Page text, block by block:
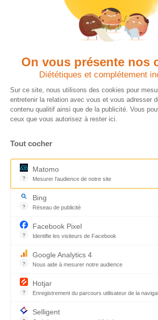
On vous présente nos
Diététiques et complétement
Sur ce site, nous utilisons des cookies pour
entretenir la relation avec vous et vous adresser
contenu qualitif ainsi que de la publicité. Vous
ceux que vous autorisez à rester ici.
Tout cocher
?
Matomo
Mesurer l'audience de notre site
Outil analytique (alternative à Google
?
Bing
Réseau de publicité
?
Facebook Pixel
Identifie les visiteurs de Facebook
?
Google Analytics 4
Nous aide à mesurer notre audience
?
Hotjar
Enregistrement du parcours utilisateur de la
Selligent
publique comme CARE, est
déductible jusqu’à 75 % de l’impôt
sur le revenu. Modalités de
déduction, déclaration des dons
et sens de votre geste : découvrez
défiscalisation des dons en
France pour exprimer votre
générosité et optimiser votre
fiscalité en toute confiance.
En savoir plus
vos impôts.
plus de 15
France est une
association
Confiance,
contrôle la
utilisation
ainsi à 100 %
transparence
rigueur dans
l’utilisation de
qui en ont le
Mentions légales
Cookies
Accessibilité : non conforme